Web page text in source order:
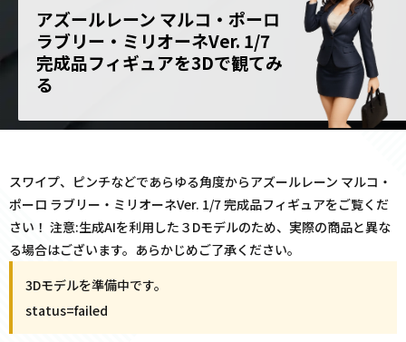
アズールレーン マルコ・ポーロ
ラブリー・ミリオーネVer. 1/7
完成品フィギュアを3Dで観てみ
る
スワイプ、ピンチなどであらゆる角度からアズールレーン マルコ・
ポーロ ラブリー・ミリオーネVer. 1/7 完成品フィギュアをご覧くだ
さい！ 注意:生成AIを利用した３Dモデルのため、実際の商品と異な
る場合はございます。あらかじめご了承ください。
3Dモデルを準備中です。
status=failed